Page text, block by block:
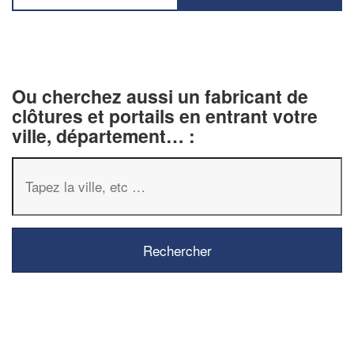
Ou cherchez aussi un fabricant de
clôtures et portails en entrant votre
ville, département… :